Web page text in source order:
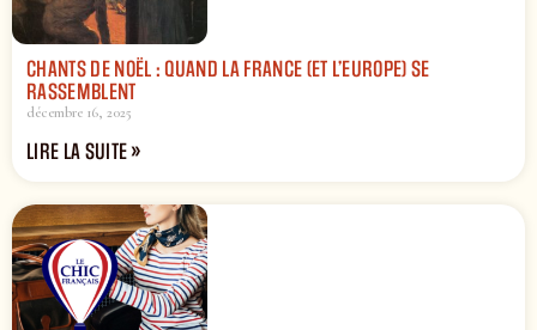
CHANTS DE NOËL : QUAND LA FRANCE (ET L’EUROPE) SE
RASSEMBLENT
décembre 16, 2025
LIRE LA SUITE »